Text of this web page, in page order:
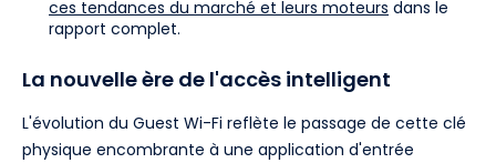
ces tendances du marché et leurs moteurs dans le
rapport complet.
La nouvelle ère de l'accès intelligent
L'évolution du Guest Wi-Fi reflète le passage de cette clé
physique encombrante à une application d'entrée